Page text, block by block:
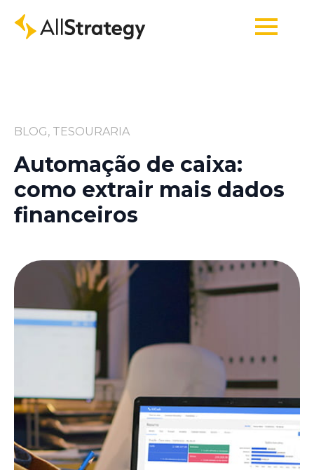
BLOG, TESOURARIA
Automação de caixa:
como extrair mais dados
financeiros